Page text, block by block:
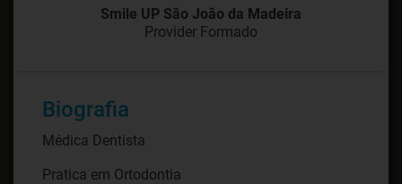
Smile UP São João da Madeira
Provider Formado
Biografia
Médica Dentista
Pratica em Ortodontia